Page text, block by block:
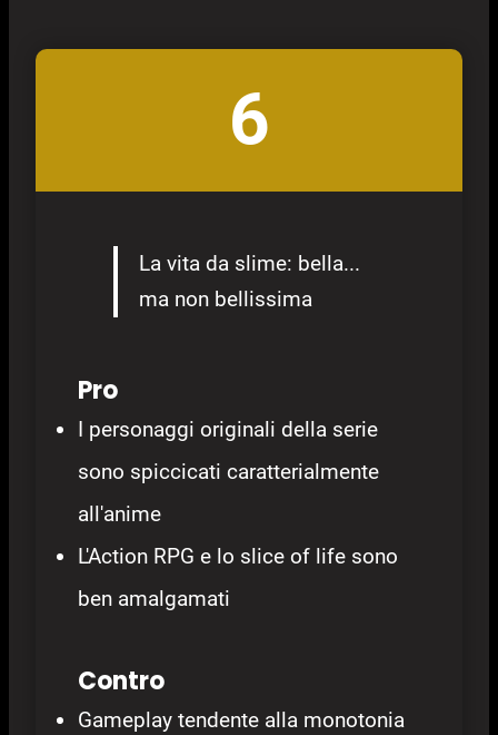
6
La vita da slime: bella...
ma non bellissima
Pro
I personaggi originali della serie
sono spiccicati caratterialmente
all'anime
L'Action RPG e lo slice of life sono
ben amalgamati
Contro
Gameplay tendente alla monotonia